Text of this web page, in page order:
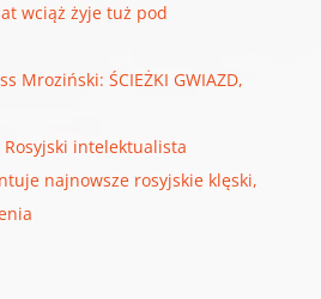
wciąż żyje tuż pod
Mroziński: ŚCIEŻKI GWIAZD,
intelektualista
najnowsze rosyjskie klęski,